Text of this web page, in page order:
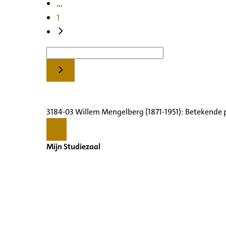
...
1
3184-03 Willem Mengelberg (1871-1951):
Mijn Studiezaal